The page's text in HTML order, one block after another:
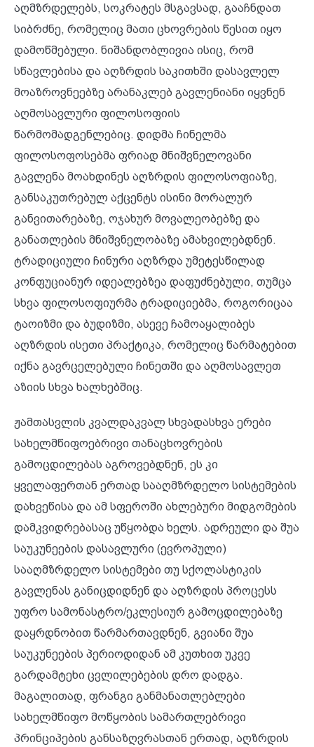
აღმზრდელებს, სოკრატეს მსგავსად, გააჩნდათ
სიბრძნე, რომელიც მათი ცხოვრების წესით იყო
დამოწმებული. ნიშანდობლივია ისიც, რომ
სწავლებისა და აღზრდის საკითხში დასავლელ
მოაზროვნეებზე არანაკლებ გავლენიანი იყვნენ
აღმოსავლური ფილოსოფიის
წარმომადგენლებიც. დიდმა ჩინელმა
ფილოსოფოსებმა ფრიად მნიშვნელოვანი
გავლენა მოახდინეს აღზრდის ფილოსოფიაზე,
განსაკუთრებულ აქცენტს ისინი მორალურ
განვითარებაზე, ოჯახურ მოვალეობებზე და
განათლების მნიშვნელობაზე ამახვილებდნენ.
ტრადიციული ჩინური აღზრდა უმეტესწილად
კონფუციანურ იდეალებზეა დაფუძნებული, თუმცა
სხვა ფილოსოფიურმა ტრადიციებმა, როგორიცაა
ტაოიზმი და ბუდიზმი, ასევე ჩამოაყალიბეს
აღზრდის ისეთი პრაქტიკა, რომელიც წარმატებით
იქნა გავრცელებული ჩინეთში და აღმოსავლეთ
აზიის სხვა ხალხებშიც.
ჟამთასვლის კვალდაკვალ სხვადასხვა ერები
სახელმწიფოებრივი თანაცხოვრების
გამოცდილებას აგროვებდნენ, ეს კი
ყველაფერთან ერთად სააღმზრდელო სისტემების
დახვეწისა და ამ სფეროში ახლებური მიდგომების
დამკვიდრებასაც უწყობდა ხელს. ადრეული და შუა
საუკუნეების დასავლური (ევროპული)
სააღმზრდელო სისტემები თუ სქოლასტიკის
გავლენას განიცდიდნენ და აღზრდის პროცესს
უფრო სამონასტრო/ეკლესიურ გამოცდილებაზე
დაყრდნობით წარმართავდნენ, გვიანი შუა
საუკუნეების პერიოდიდან ამ კუთხით უკვე
გარდამტეხი ცვლილებების დრო დადგა.
მაგალითად, ფრანგი განმანათლებლები
სახელმწიფო მოწყობის სამართლებრივი
პრინციპების განსაზღვრასთან ერთად, აღზრდის